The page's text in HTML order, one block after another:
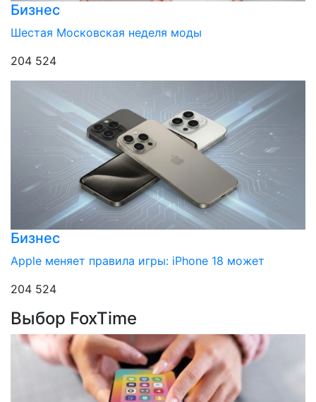
Бизнес
Шестая Московская неделя моды
204 524
Бизнес
Apple меняет правила игры: iPhone 18 может
204 524
Выбор FoxTime